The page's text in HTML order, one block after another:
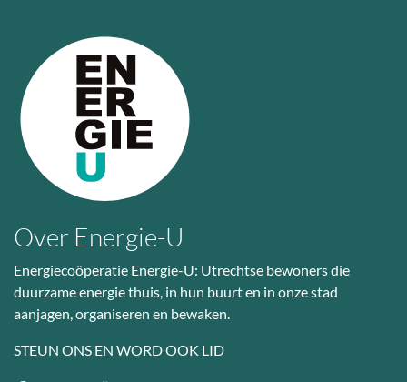
Over Energie-U
Energiecoöperatie Energie-U: Utrechtse bewoners die
duurzame energie thuis, in hun buurt en in onze stad
aanjagen, organiseren en bewaken.
STEUN ONS EN WORD OOK LID